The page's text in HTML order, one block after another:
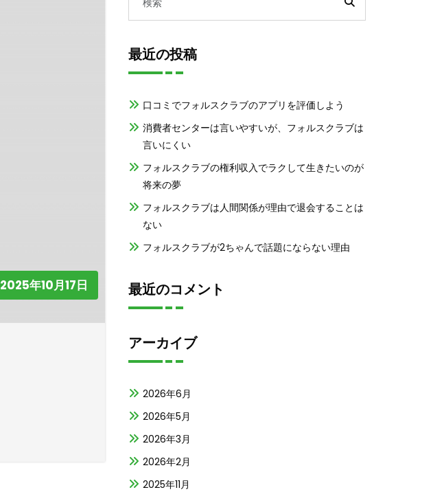
2025年10月17日
最近の投稿
口コミでフォルスクラブのアプリを評価しよう
消費者センターは言いやすいが、フォルスクラブは
言いにくい
フォルスクラブの権利収入でラクして生きたいのが
将来の夢
フォルスクラブは人間関係が理由で退会することは
ない
フォルスクラブが2ちゃんで話題にならない理由
最近のコメント
アーカイブ
2026年6月
2026年5月
2026年3月
2026年2月
2025年11月